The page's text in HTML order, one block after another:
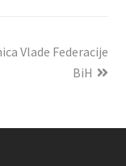
Vlade Federacije
BiH